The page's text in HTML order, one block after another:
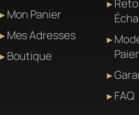
page
du
Mon Panier
Mes Adresses
Boutique
FAQ